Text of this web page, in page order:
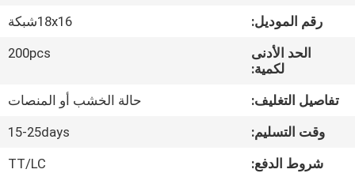
جولة
مراقبة
الجودة
رقم الموديل:
18x16شبكة
الحد الأدنى
لكمية:
200pcs
تفاصيل التغليف:
حالة الخشب أو المنصات
وقت التسليم:
15-25days
شروط الدفع:
TT/LC